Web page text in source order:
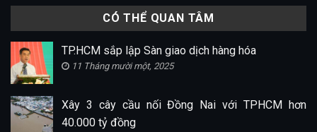
CÓ THỂ QUAN TÂM
TP.HCM sắp lập Sàn giao dịch hàng hóa
11 Tháng mười một, 2025
Xây 3 cây cầu nối Đồng Nai với TPHCM hơn
40.000 tỷ đồng